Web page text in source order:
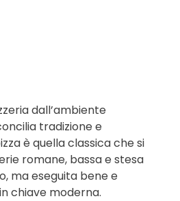
dall’ambiente
tradizione e
è quella classica che si
romane, bassa e stesa
ma eseguita bene e
chiave moderna.